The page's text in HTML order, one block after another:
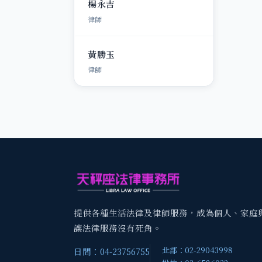
楊永吉
律師
黃勝玉
律師
提供各種生活法律及律師服務，成為個人、家庭
讓法律服務沒有死角。
日間：04-23756755
北部：02-29043998